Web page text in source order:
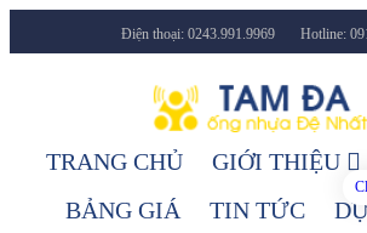
Điện thoại: 0243.991.9969 Hotline:
Facebook Youtube
TRANG CHỦ GIỚI THIỆU
BẢNG GIÁ
TIN TỨC